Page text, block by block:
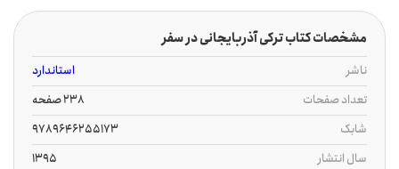
مشخصات کتاب ترکی آذربایجانی در سفر
ناشر
استاندارد
تعداد صفحات
238 صفحه
شابک
9789646255173
سال انتشار
1395